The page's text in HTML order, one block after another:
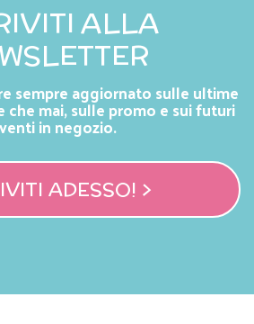
ALLA
sempre aggiornato sulle ultime
mai, sulle promo e sui futuri
in negozio.
ADESSO! >